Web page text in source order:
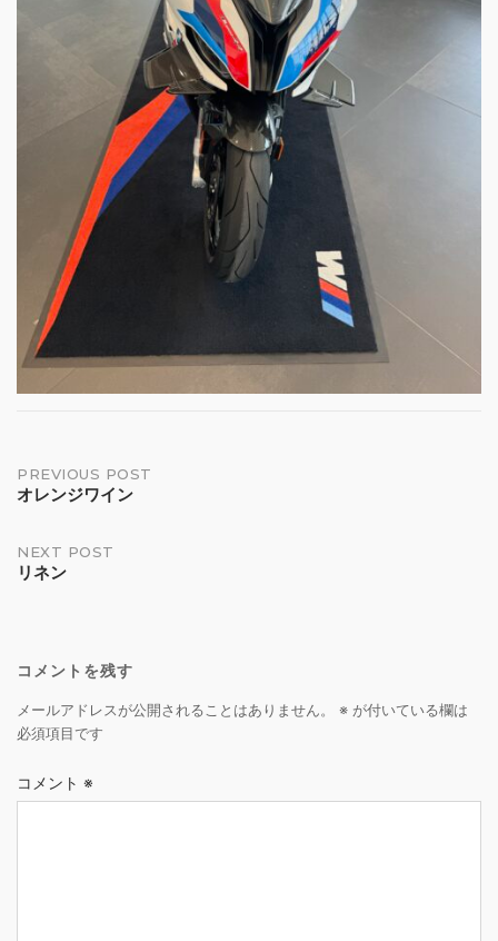
Post
PREVIOUS POST
オレンジワイン
NEXT POST
リネン
コメントを残す
メールアドレスが公開されることはありません。 ※ が付いている欄は
必須項目です
コメント ※